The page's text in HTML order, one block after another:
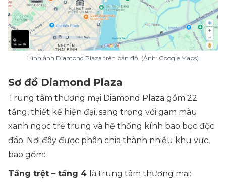
Hình ảnh Diamond Plaza trên bản đồ. (Ảnh: Google Maps)
Sơ đồ Diamond Plaza
Trung tâm thương mại Diamond Plaza gồm 22
tầng, thiết kế hiện đại, sang trọng với gam màu
xanh ngọc trẻ trung và hệ thống kính bao bọc độc
đáo. Nơi đây được phân chia thành nhiều khu vực,
bao gồm:
Tầng trệt – tầng 4 là trung tâm thương mại: